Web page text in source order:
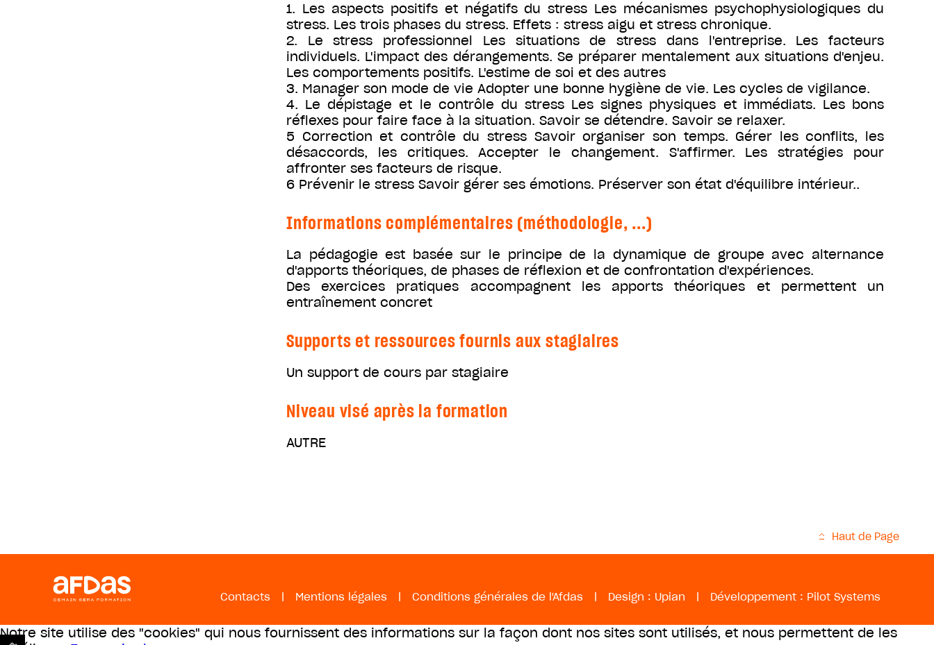
1. Les aspects positifs et négatifs du stress Les mécanismes psychophysiologiques du
stress. Les trois phases du stress. Effets : stress aigu et stress chronique.
2. Le stress professionnel Les situations de stress dans l'entreprise. Les facteurs
individuels. L'impact des dérangements. Se préparer mentalement aux situations d'enjeu.
Les comportements positifs. L'estime de soi et des autres
3. Manager son mode de vie Adopter une bonne hygiène de vie. Les cycles de vigilance.
4. Le dépistage et le contrôle du stress Les signes physiques et immédiats. Les bons
réflexes pour faire face à la situation. Savoir se détendre. Savoir se relaxer.
5 Correction et contrôle du stress Savoir organiser son temps. Gérer les conflits, les
désaccords, les critiques. Accepter le changement. S'affirmer. Les stratégies pour
affronter ses facteurs de risque.
6 Prévenir le stress Savoir gérer ses émotions. Préserver son état d'équilibre intérieur..
Informations complémentaires (méthodologie, ...)
La pédagogie est basée sur le principe de la dynamique de groupe avec alternance
d'apports théoriques, de phases de réflexion et de confrontation d'expériences.
Des exercices pratiques accompagnent les apports théoriques et permettent un
entraînement concret
Supports et ressources fournis aux stagiaires
Un support de cours par stagiaire
Niveau visé après la formation
AUTRE
Haut de Page
Contacts | Mentions légales | Conditions générales de l'Afdas | Design : Upian | Développement : Pilot Systems
Notre site utilise des "cookies" qui nous fournissent des informations sur la façon dont nos sites sont utilisés, et nous permettent de les